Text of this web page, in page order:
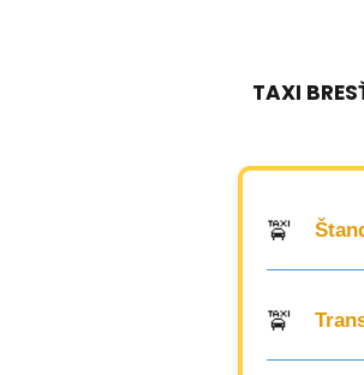
TAXI